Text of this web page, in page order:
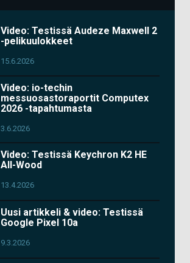
Video: Testissä Audeze Maxwell 2
-pelikuulokkeet
15.6.2026
Video: io-techin
messuosastoraportit Computex
2026 -tapahtumasta
3.6.2026
Video: Testissä Keychron K2 HE
All-Wood
13.4.2026
Uusi artikkeli & video: Testissä
Google Pixel 10a
9.3.2026